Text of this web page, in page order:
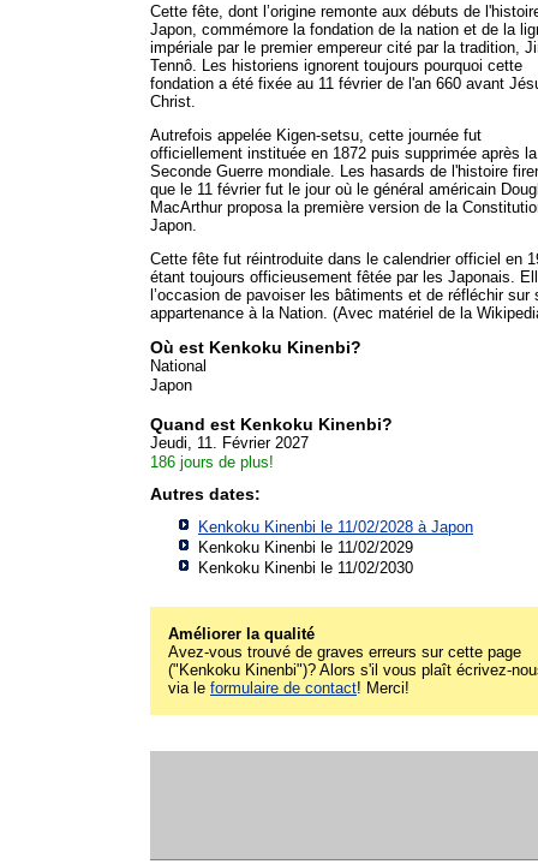
Cette fête, dont l’origine remonte aux débuts de
Japon, commémore la fondation de la nation et de la
impériale par le premier empereur cité par la tradition,
Tennô. Les historiens ignorent toujours pourquoi cette
fondation a été fixée au 11 février de l'an 660 avant
Christ.
Autrefois appelée Kigen-setsu, cette journée fut
officiellement instituée en 1872 puis supprimée après la
Seconde Guerre mondiale. Les hasards de l'histoire
que le 11 février fut le jour où le général américain
MacArthur proposa la première version de la
Japon.
Cette fête fut réintroduite dans le calendrier officiel en
étant toujours officieusement fêtée par les Japonais.
l’occasion de pavoiser les bâtiments et de réfléchir sur
appartenance à la Nation. (Avec matériel de la
Où est Kenkoku Kinenbi?
National
Japon
Quand est Kenkoku Kinenbi?
Jeudi, 11. Février 2027
186 jours de plus!
Autres dates:
Kenkoku Kinenbi le 11/02/2028 à Japon
Kenkoku Kinenbi le 11/02/2029
Kenkoku Kinenbi le 11/02/2030
Améliorer la qualité
Avez-vous trouvé de graves erreurs sur cette page
("Kenkoku Kinenbi")? Alors s'il vous plaît écrivez-
via le formulaire de contact! Merci!